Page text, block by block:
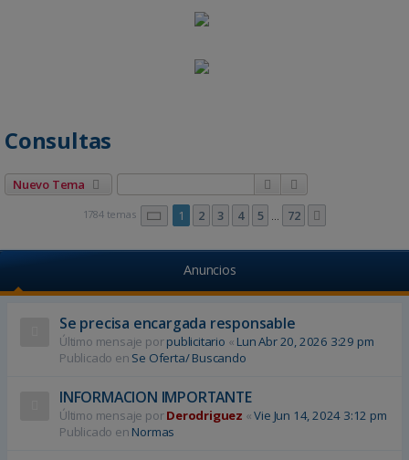
Consultas
Nuevo Tema Buscar
1784 temas Página de 72
1 2 3 4 5 72
Anuncios
Se precisa encargada responsable
Último mensaje porpublicitario « Lun Abr 20, 2026 3:29 pm
Publicado en Se Oferta/ Buscando
INFORMACION IMPORTANTE
Último mensaje porDerodriguez «Vie Jun 14, 2024 3:12 pm
Publicado en Normas